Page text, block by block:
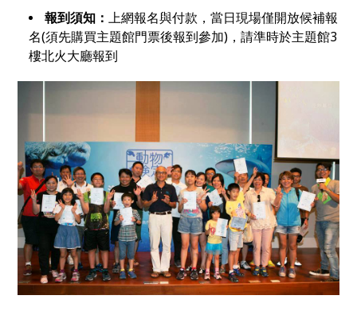
報到須知：上網報名與付款，當日現場僅開放候補報
名(須先購買主題館門票後報到參加)，請準時於主題館3
樓北火大廳報到